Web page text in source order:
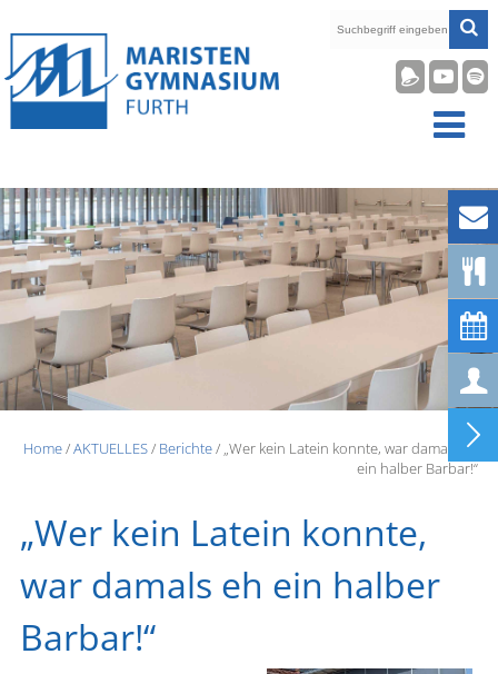





Home/AKTUELLES/ Berichte/ „Wer kein Latein konnte, war damals eh
ein halber Barbar!“
„Wer kein Latein konnte,
war damals eh ein halber
Barbar!“




